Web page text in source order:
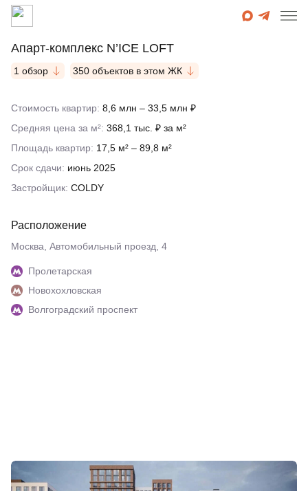
Апарт-комплекс N’ICE LOFT
1 обзор 350 объектов в этом ЖК
Стоимость квартир: 8,6 млн – 33,5 млн ₽
Средняя цена за м²: 368,1 тыс. ₽ за м²
Площадь квартир: 17,5 м² – 89,8 м²
Срок сдачи: июнь 2025
Застройщик: COLDY
Расположение
Москва, Автомобильный проезд, 4
Пролетарская
Новохохловская
Волгоградский проспект